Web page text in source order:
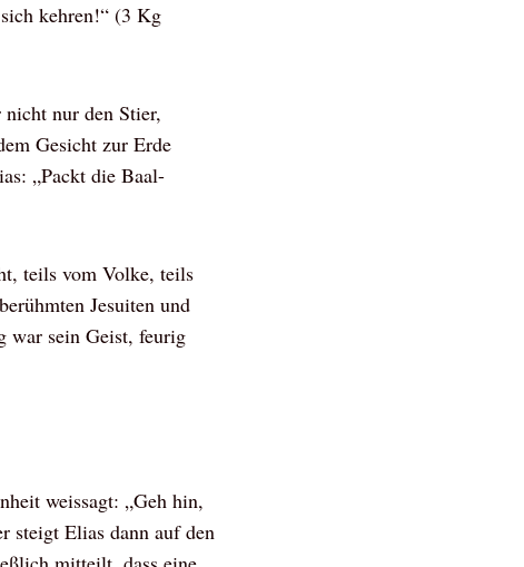
kehren!“ (3 Kg
nur den Stier,
Gesicht zur Erde
„Packt die Baal-
teils vom Volke, teils
Jesuiten und
war sein Geist, feurig
weissagt: „Geh hin,
steigt Elias dann auf den